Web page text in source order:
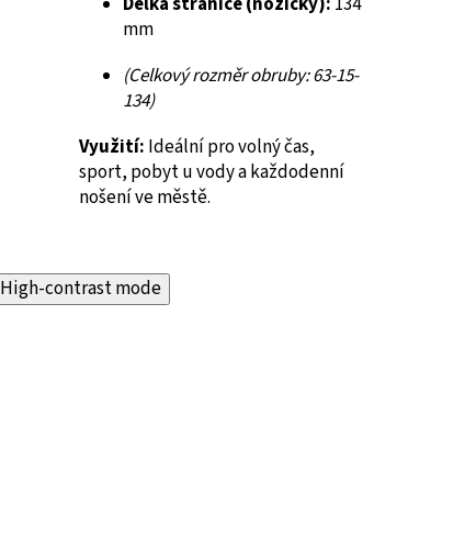
mm
(Celkový rozměr obruby: 63-15-
134)
Využití: Ideální pro volný čas,
sport, pobyt u vody a každodenní
nošení ve městě.
High-contrast mode